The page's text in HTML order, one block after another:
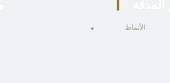
الأنماط